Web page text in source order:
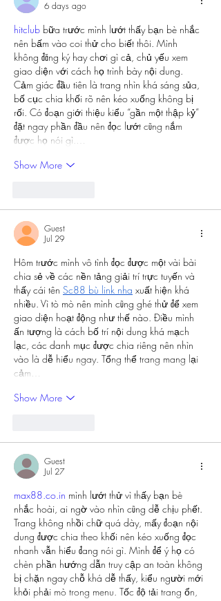
6 days ago
hitclub bữa trước mình lướt thấy bạn bè nhắc
nên bấm vào coi thử cho biết thôi. Mình
không đăng ký hay chơi gì cả, chủ yếu xem
giao diện với cách họ trình bày nội dung.
Cảm giác đầu tiên là trang nhìn khá sáng sủa,
bố cục chia khối rõ nên kéo xuống không bị
rối. Có đoạn giới thiệu kiểu “gần một thập kỷ”
đặt ngay phần đầu nên đọc lướt cũng nắm
được họ nói gì.…
Show More
Guest
Jul 29
Hôm trước mình vô tình đọc được một vài bài
chia sẻ về các nền tảng giải trí trực tuyến và
thấy cái tên Sc88 bù link nha xuất hiện khá
nhiều. Vì tò mò nên mình cũng ghé thử để xem
giao diện hoạt động như thế nào. Điều mình
ấn tượng là cách bố trí nội dung khá mạch
lạc, các danh mục được chia riêng nên nhìn
vào là dễ hiểu ngay. Tổng thể trang mang lại
cảm…
Show More
Guest
Jul 27
max88.co.in mình lướt thử vì thấy bạn bè
nhắc hoài, ai ngờ vào nhìn cũng dễ chịu phết.
Trang không nhồi chữ quá dày, mấy đoạn nội
dung được chia theo khối nên kéo xuống đọc
nhanh vẫn hiểu đang nói gì. Mình để ý họ có
chèn phần hướng dẫn truy cập an toàn không
bị chặn ngay chỗ khá dễ thấy, kiểu người mới
khỏi phải mò trong menu. Tốc độ tải trang ổn,